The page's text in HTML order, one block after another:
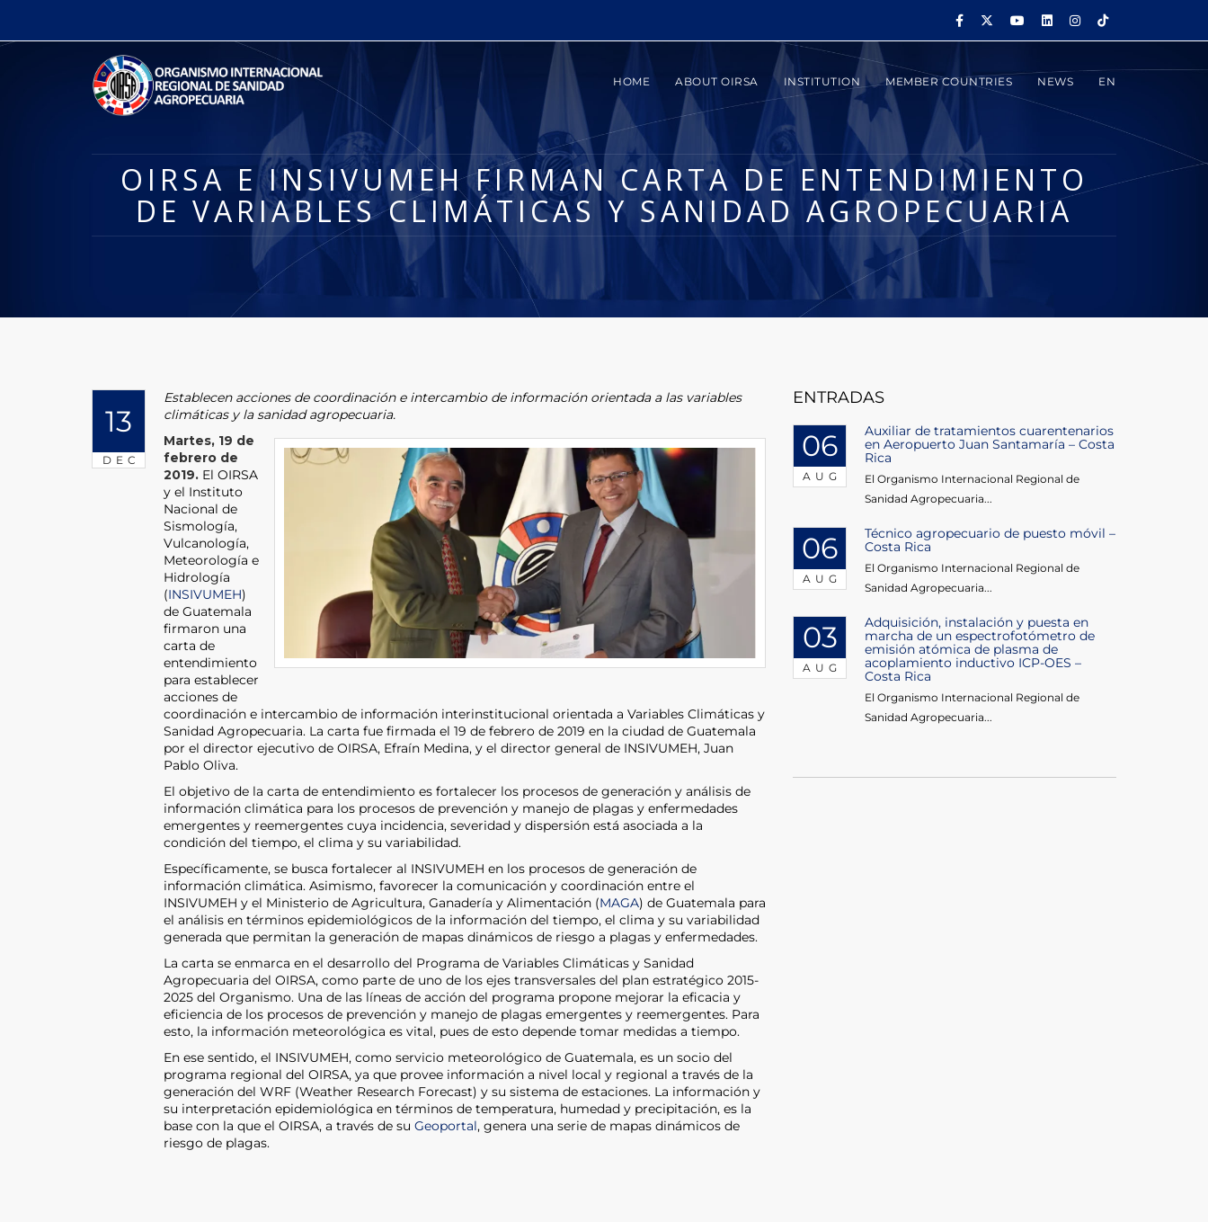
HOME ABOUT OIRSA INSTITUTION MEMBER COUNTRIES NEWS EN
OIRSA E INSIVUMEH FIRMAN CARTA DE ENTENDIMIENTO
DE VARIABLES CLIMÁTICAS Y SANIDAD AGROPECUARIA
13
DEC
Establecen acciones de coordinación e intercambio de información orientada a las variables
climáticas y la sanidad agropecuaria.
Martes, 19 de
febrero de
2019. El OIRSA
y el Instituto
Nacional de
Sismología,
Vulcanología,
Meteorología e
Hidrología
(INSIVUMEH)
de Guatemala
firmaron una
carta de
entendimiento
para establecer
acciones de
coordinación e intercambio de información interinstitucional orientada a Variables Climáticas y
Sanidad Agropecuaria. La carta fue firmada el 19 de febrero de 2019 en la ciudad de Guatemala
por el director ejecutivo de OIRSA, Efraín Medina, y el director general de INSIVUMEH, Juan
Pablo Oliva.
El objetivo de la carta de entendimiento es fortalecer los procesos de generación y análisis de
información climática para los procesos de prevención y manejo de plagas y enfermedades
emergentes y reemergentes cuya incidencia, severidad y dispersión está asociada a la
condición del tiempo, el clima y su variabilidad.
Específicamente, se busca fortalecer al INSIVUMEH en los procesos de generación de
información climática. Asimismo, favorecer la comunicación y coordinación entre el
INSIVUMEH y el Ministerio de Agricultura, Ganadería y Alimentación (MAGA) de Guatemala para
el análisis en términos epidemiológicos de la información del tiempo, el clima y su variabilidad
generada que permitan la generación de mapas dinámicos de riesgo a plagas y enfermedades.
La carta se enmarca en el desarrollo del Programa de Variables Climáticas y Sanidad
Agropecuaria del OIRSA, como parte de uno de los ejes transversales del plan estratégico 2015-
2025 del Organismo. Una de las líneas de acción del programa propone mejorar la eficacia y
eficiencia de los procesos de prevención y manejo de plagas emergentes y reemergentes. Para
esto, la información meteorológica es vital, pues de esto depende tomar medidas a tiempo.
En ese sentido, el INSIVUMEH, como servicio meteorológico de Guatemala, es un socio del
programa regional del OIRSA, ya que provee información a nivel local y regional a través de la
generación del WRF (Weather Research Forecast) y su sistema de estaciones. La información y
su interpretación epidemiológica en términos de temperatura, humedad y precipitación, es la
base con la que el OIRSA, a través de su Geoportal, genera una serie de mapas dinámicos de
riesgo de plagas.
ENTRADAS
06
AUG
Auxiliar de tratamientos cuarentenarios
en Aeropuerto Juan Santamaría – Costa
Rica
El Organismo Internacional Regional de
Sanidad Agropecuaria...
06
AUG
Técnico agropecuario de puesto móvil –
Costa Rica
El Organismo Internacional Regional de
Sanidad Agropecuaria...
03
AUG
Adquisición, instalación y puesta en
marcha de un espectrofotómetro de
emisión atómica de plasma de
acoplamiento inductivo ICP-OES –
Costa Rica
El Organismo Internacional Regional de
Sanidad Agropecuaria...